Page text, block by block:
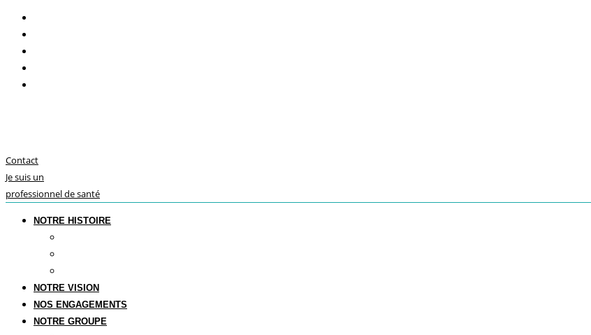
Contact
Je suis un
professionnel de santé
NOTRE HISTOIRE
NOTRE VISION
NOS ENGAGEMENTS
NOTRE GROUPE